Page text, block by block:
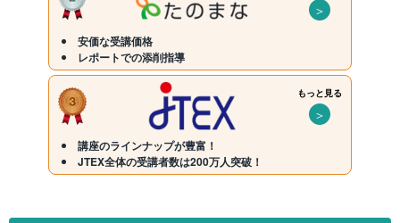
＞
安価な受講価格
レポートでの添削指導
もっと見る
＞
講座のラインナップが豊富！
JTEX全体の受講者数は200万人突破！